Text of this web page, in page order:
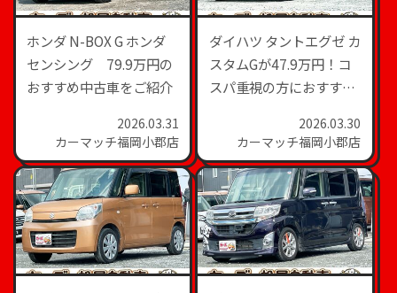
ホンダ N-BOX G ホンダ
センシング 79.9万円の
おすすめ中古車をご紹介
2026.03.31
カーマッチ福岡小郡店
ダイハツ タントエグゼ カ
スタムGが47.9万円！コ
スパ重視の方におすすめ
2026.03.30
カーマッチ福岡小郡店